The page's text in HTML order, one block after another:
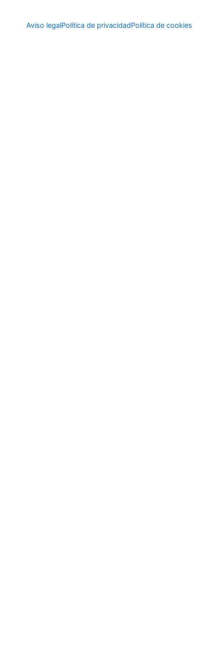
Aviso legalPolítica de privacidadPolítica de cookies